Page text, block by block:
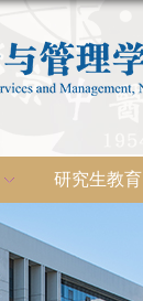
研究生教育